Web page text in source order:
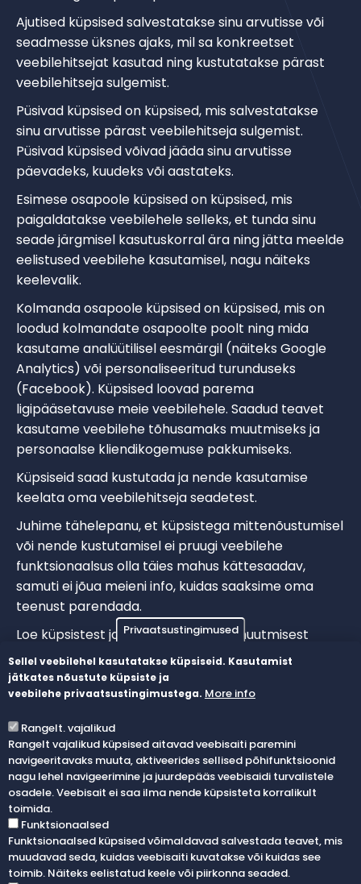
Ajutised küpsised salvestatakse sinu arvutisse või
seadmesse üksnes ajaks, mil sa konkreetset
veebilehitsejat kasutad ning kustutatakse pärast
veebilehitseja sulgemist.
Püsivad küpsised on küpsised, mis salvestatakse
sinu arvutisse pärast veebilehitseja sulgemist.
Püsivad küpsised võivad jääda sinu arvutisse
päevadeks, kuudeks või aastateks.
Esimese osapoole küpsised on küpsised, mis
paigaldatakse veebilehele selleks, et tunda sinu
seade järgmisel kasutuskorral ära ning jätta meelde
eelistused veebilehe kasutamisel, nagu näiteks
keelevalik.
Kolmanda osapoole küpsised on küpsised, mis on
loodud kolmandate osapoolte poolt ning mida
kasutame analüütilisel eesmärgil (näiteks Google
Analytics) või personaliseeritud turunduseks
(Facebook). Küpsised loovad parema
ligipääsetavuse meie veebilehele. Saadud teavet
kasutame veebilehe tõhusamaks muutmiseks ja
personaalse kliendikogemuse pakkumiseks.
Küpsiseid saad kustutada ja nende kasutamise
keelata oma veebilehitseja seadetest.
Juhime tähelepanu, et küpsistega mittenõustumisel
või nende kustutamisel ei pruugi veebilehe
funktsionaalsus olla täies mahus kättesaadav,
samuti ei jõua meieni info, kuidas saaksime oma
teenust parendada.
Loe küpsistest ja brauseri seadete muutmisest
täpsemalthttps://www.aboutcookies.org.uk
Radius Machining OÜ-l on õigus küpsiste kasutamise
eeskirja igal ajal muuta. Kasutajal on võimalik
uuendatud eeskirjaga tutvuda veebilehe radius.ee
vahendusel.
info@radius.ee
Privaatsustingimused
Sellel veebilehel kasutatakse küpsiseid. Kasutamist
jätkates nõustute küpsiste ja
veebilehe privaatsustingimustega. More info
Rangelt. vajalikud
Rangelt vajalikud küpsised aitavad veebisaiti paremini
navigeeritavaks muuta, aktiveerides sellised põhifunktsioonid
nagu lehel navigeerimine ja juurdepääs veebisaidi turvalistele
osadele. Veebisait ei saa ilma nende küpsisteta korralikult
toimida.
Funktsionaalsed
Funktsionaalsed küpsised võimaldavad salvestada teavet, mis
muudavad seda, kuidas veebisaiti kuvatakse või kuidas see
toimib. Näiteks eelistatud keele või piirkonna seaded.